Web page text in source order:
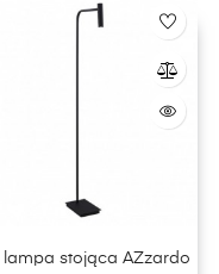
lampa stojąca AZzardo